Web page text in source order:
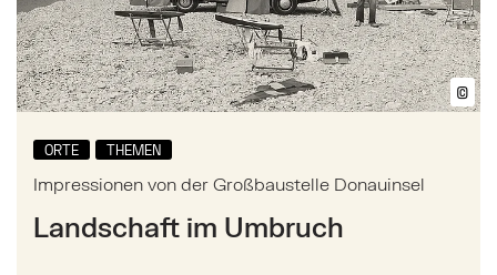
©
ORTE THEMEN
Impressionen von der Großbaustelle Donauinsel
Landschaft im Umbruch